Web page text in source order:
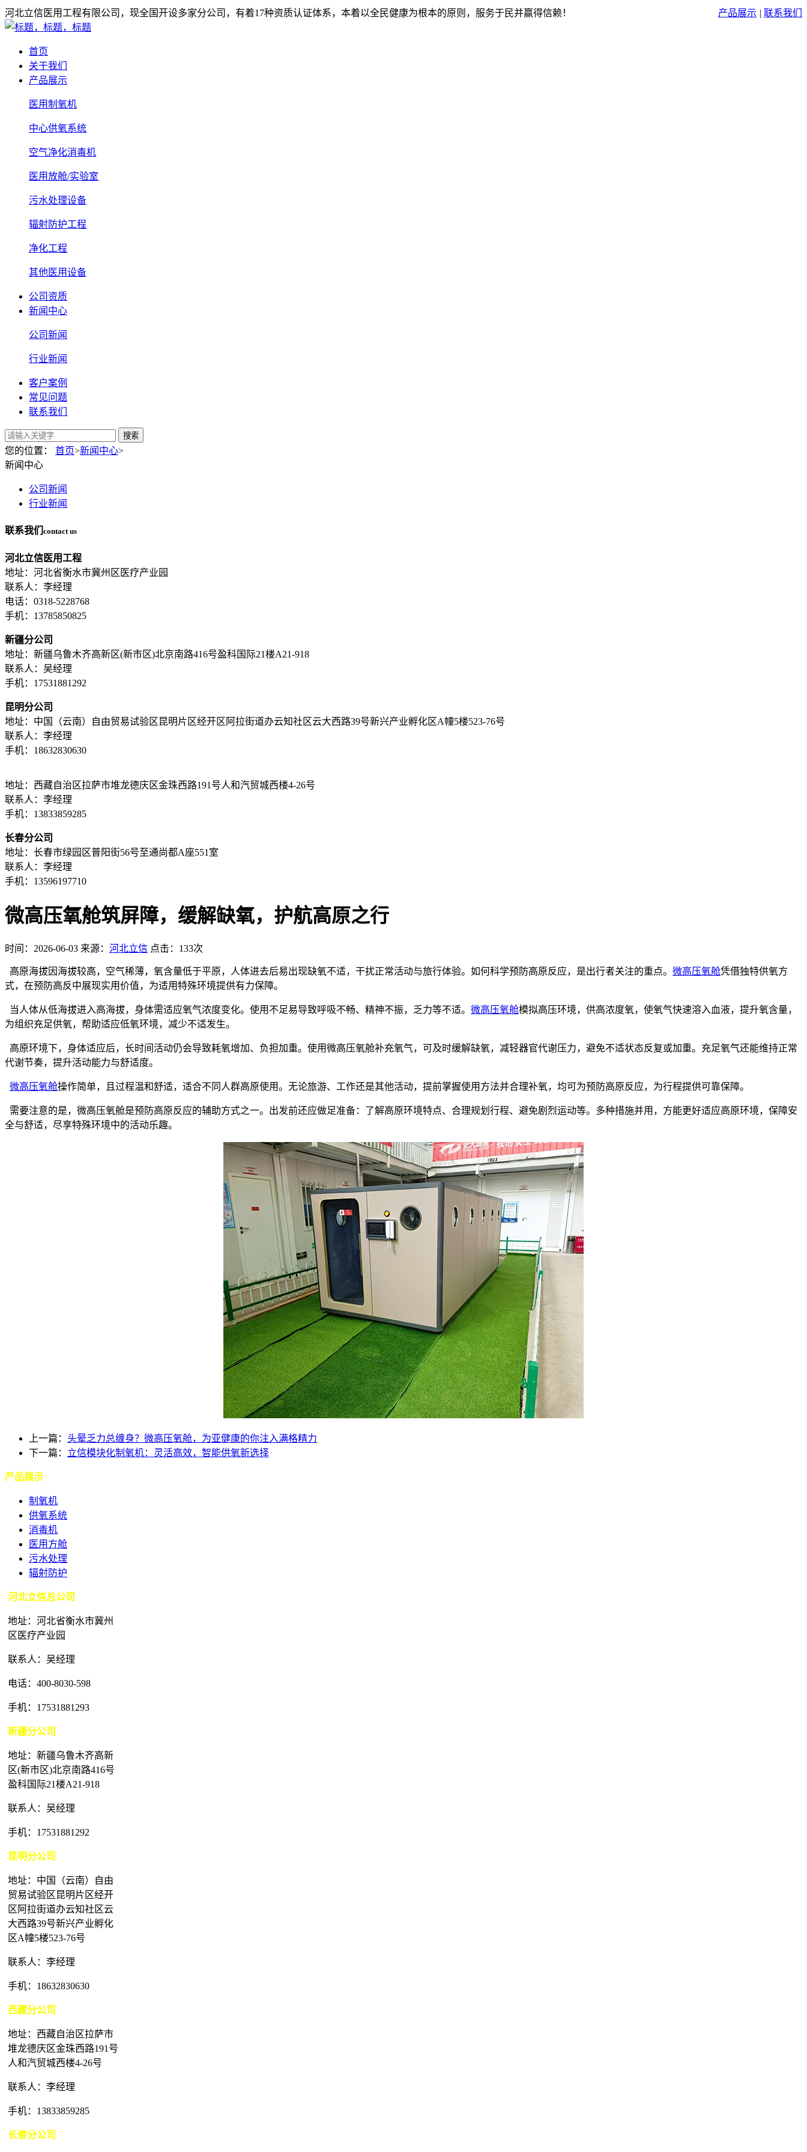
产品展示 | 联系我们
河北立信医用工程有限公司，现全国开设多家分公司，有着17种资质认证体系，本着以全民健康为根本的原则，服务于民并赢得信赖！
首页
关于我们
产品展示
医用制氧机
中心供氧系统
空气净化消毒机
医用放舱/实验室
污水处理设备
辐射防护工程
净化工程
其他医用设备
公司资质
新闻中心
公司新闻
行业新闻
客户案例
常见问题
联系我们
搜索
您的位置： 首页>新闻中心>
新闻中心
公司新闻
行业新闻
联系我们 contact us
河北立信医用工程
地址：河北省衡水市冀州区医疗产业园
联系人：李经理
电话：0318-5228768
手机：13785850825
新疆分公司
地址：新疆乌鲁木齐高新区(新市区)北京南路416号盈科国际21楼A21-918
联系人：吴经理
手机：17531881292
昆明分公司
地址：中国（云南）自由贸易试验区昆明片区经开区阿拉街道办云知社区云大西路39号新兴产业孵化区A幢5楼523-76号
联系人：李经理
手机：18632830630
地址：西藏自治区拉萨市堆龙德庆区金珠西路191号人和汽贸城西楼4-26号
联系人：李经理
手机：13833859285
长春分公司
地址：长春市绿园区普阳街56号至通尚都A座551室
联系人：李经理
手机：13596197710
微高压氧舱筑屏障，缓解缺氧，护航高原之行
时间：2026-06-03 来源： 河北立信 点击：133次
高原海拔因海拔较高，空气稀薄，氧含量低于平原，人体进去后易出现缺氧不适，干扰正常活动与旅行体验。如何科学预防高原反应，是出行者关注的重点。 微高压氧舱凭借独特供氧方
式，在预防高反中展现实用价值，为适用特殊环境提供有力保障。
当人体从低海拔进入高海拔，身体需适应氧气浓度变化。使用不足易导致呼吸不畅、精神不振，乏力等不适。 微高压氧舱模拟高压环境，供高浓度氧，使氧气快速溶入血液，提升氧含量，
为组织充足供氧，帮助适应低氧环境，减少不适发生。
高原环境下，身体适应后，长时间活动仍会导致耗氧增加、负担加重。使用微高压氧舱补充氧气，可及时缓解缺氧，减轻器官代谢压力，避免不适状态反复或加重。充足氧气还能维持正常
代谢节奏，提升活动能力与舒适度。
微高压氧舱操作简单，且过程温和舒适，适合不同人群高原使用。无论旅游、工作还是其他活动，提前掌握使用方法并合理补氧，均可为预防高原反应，为行程提供可靠保障。
需要注意的是，微高压氧舱是预防高原反应的辅助方式之一。出发前还应做足准备：了解高原环境特点、合理规划行程、避免剧烈运动等。多种措施并用，方能更好适应高原环境，保障安
全与舒适，尽享特殊环境中的活动乐趣。
上一篇： 头晕乏力总缠身？微高压氧舱，为亚健康的你注入满格精力
下一篇： 立信模块化制氧机：灵活高效，智能供氧新选择
产品展示
制氧机
供氧系统
消毒机
医用方舱
污水处理
辐射防护
河北立信总公司
地址：河北省衡水市冀州
区医疗产业园
联系人：吴经理
电话：400-8030-598
手机：17531881293
新疆分公司
地址：新疆乌鲁木齐高新
区(新市区)北京南路416号
盈科国际21楼A21-918
联系人：吴经理
手机：17531881292
昆明分公司
地址：中国（云南）自由
贸易试验区昆明片区经开
区阿拉街道办云知社区云
大西路39号新兴产业孵化
区A幢5楼523-76号
联系人：李经理
手机：18632830630
西藏分公司
地址：西藏自治区拉萨市
堆龙德庆区金珠西路191号
人和汽贸城西楼4-26号
联系人：李经理
手机：13833859285
长春分公司